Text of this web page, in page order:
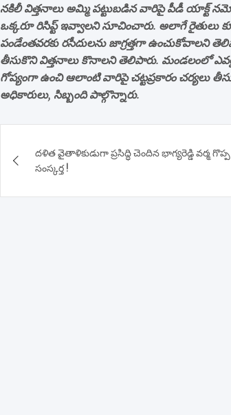
నకిలీ విత్తనాలు అమ్మి పట్టుబడిన వారిపై పీడీ యాక్ట్
ఒక్కరూ రిసిప్ట్ ఇవ్వాలని సూచించారు. అలాగే రైతులు
పండేంతవరకు రసీదులను జాగ్రత్తగా ఉంచుకోవాలని
తీసుకొని విత్తనాలు కొనాలని తెలిపారు. మండలంలో
గోప్యంగా ఉంచి ఆలాంటి వారిపై చట్టప్రకారం చర్యలు
అధికారులు, సిబ్బంది పాల్గొన్నారు.
navigation
దళిత వైతాళికుడుగా ప్రసిద్ధి చెందిన భాగ్యరెడ్డి వర్మ
సంస్కర్త !